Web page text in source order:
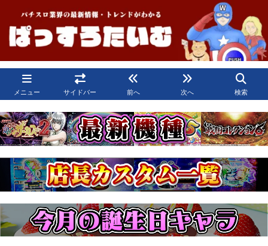
メニュー サイドバー 前へ 次へ 検索